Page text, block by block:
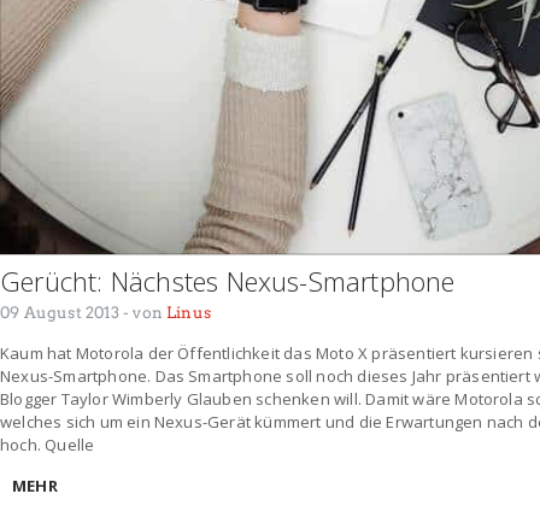
Gerücht: Nächstes Nexus-Smartphone
09 August 2013 - von Linus
Kaum hat Motorola der Öffentlichkeit das Moto X präsentiert kursieren
Nexus-Smartphone. Das Smartphone soll noch dieses Jahr präsentiert
Blogger Taylor Wimberly Glauben schenken will. Damit wäre Motorola
welches sich um ein Nexus-Gerät kümmert und die Erwartungen nach
hoch. Quelle
MEHR